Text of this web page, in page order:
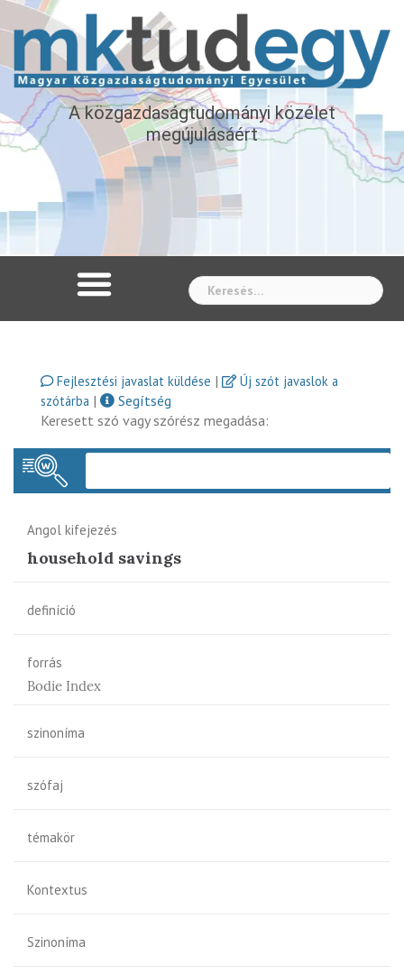
A közgazdaságtudományi közélet
megújulásáért
Fejlesztési javaslat küldése |
Új szót javaslok a
szótárba |
Segítség
Keresett szó vagy szórész megadása:
Angol kifejezés
household savings
definíció
forrás
Bodie Index
szinoníma
szófaj
témakör
Kontextus
Szinoníma